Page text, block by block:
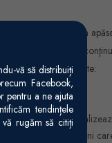
vă să distribuiți
Facebook,
pentru a ne ajuta
tendințele
rugăm să citiți
“Cumpără”. Prin
de produse
aveţi 3 variante:
"Enter" sau
din coş aveţi opţiuni